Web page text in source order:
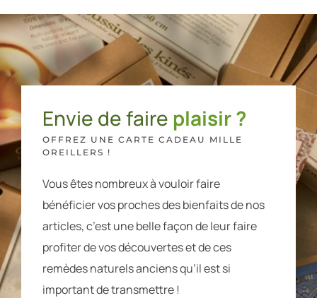
Envie de faire plaisir ?
OFFREZ UNE CARTE CADEAU MILLE
OREILLERS !
Vous êtes nombreux à vouloir faire
bénéficier vos proches des bienfaits de nos
articles, c’est une belle façon de leur faire
profiter de vos découvertes et de ces
remèdes naturels anciens qu’il est si
important de transmettre !